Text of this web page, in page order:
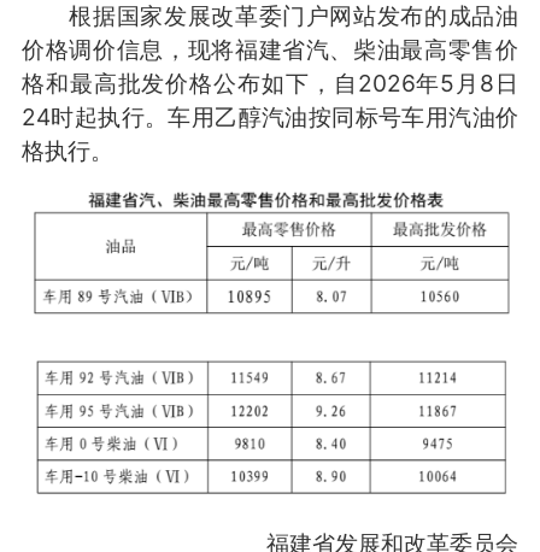
根据国家发展改革委门户网站发布的成品油
价格调价信息，现将福建省汽、柴油最高零售价
格和最高批发价格公布如下，自2026年5月8日
24时起执行。车用乙醇汽油按同标号车用汽油价
格执行。
福建省发展和改革委员会